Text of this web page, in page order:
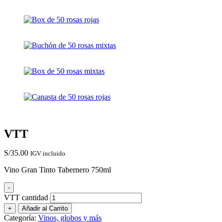
VTT
S/35.00 IGV incluido
Vino Gran Tinto Tabernero 750ml
-
VTT cantidad
+ Añadir al Carrito
Categoría: Vinos, globos y más